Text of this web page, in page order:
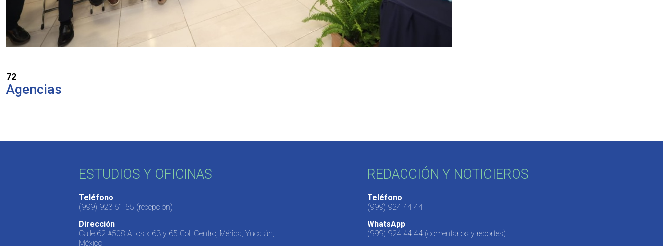
72
Agencias
ESTUDIOS Y OFICINAS
Teléfono
(999) 923 61 55 (recepción)
Dirección
Calle 62 #508 Altos x 63 y 65 Col. Centro, Mérida, Yucatán,
México.
REDACCIÓN Y NOTICIEROS
Teléfono
(999) 924 44 44
WhatsApp
(999) 924 44 44 (comentarios y reportes)